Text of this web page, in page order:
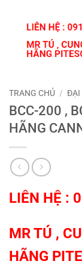
TRANG CHỦ / ĐẠI
BCC-200 ,
HÃNG
LIÊN HỆ :
MR TÚ ,
HÃNG